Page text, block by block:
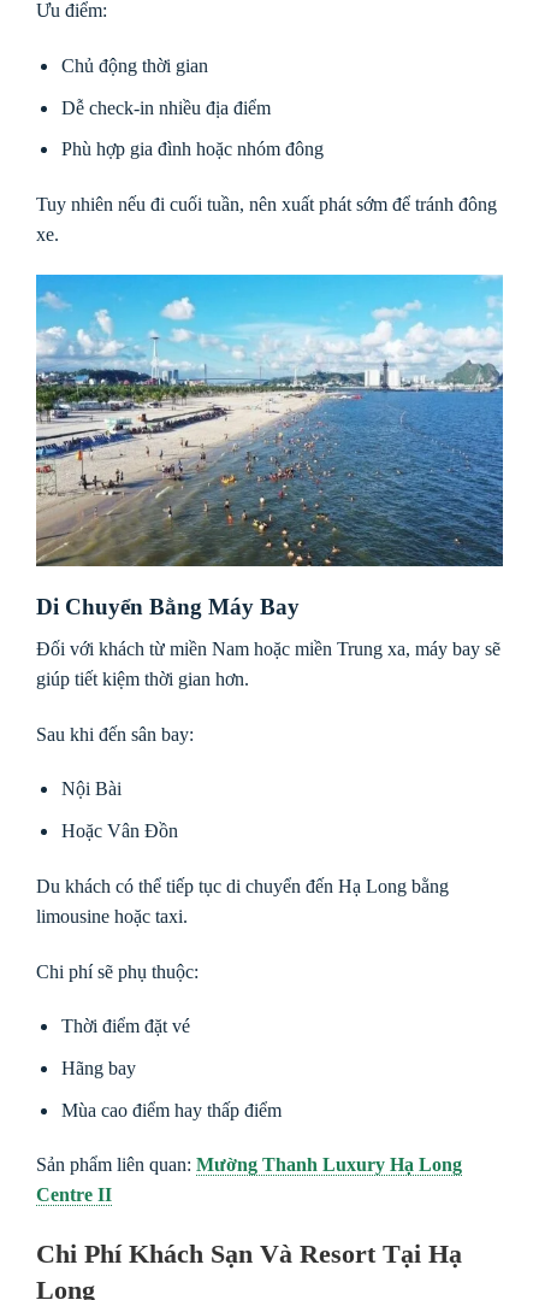
Ưu điểm:
Chủ động thời gian
Dễ check-in nhiều địa điểm
Phù hợp gia đình hoặc nhóm đông
Tuy nhiên nếu đi cuối tuần, nên xuất phát sớm để tránh đông
xe.
Di Chuyển Bằng Máy Bay
Đối với khách từ miền Nam hoặc miền Trung xa, máy bay sẽ
giúp tiết kiệm thời gian hơn.
Sau khi đến sân bay:
Nội Bài
Hoặc Vân Đồn
Du khách có thể tiếp tục di chuyển đến Hạ Long bằng
limousine hoặc taxi.
Chi phí sẽ phụ thuộc:
Thời điểm đặt vé
Hãng bay
Mùa cao điểm hay thấp điểm
Sản phẩm liên quan: Mường Thanh Luxury Hạ Long
Centre II
Chi Phí Khách Sạn Và Resort Tại Hạ
Long